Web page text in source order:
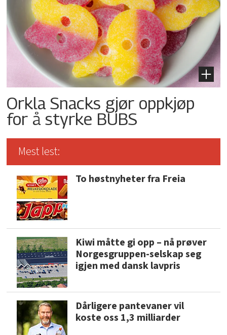
Orkla Snacks gjør oppkjøp
for å styrke BUBS
Mest lest:
To høstnyheter fra Freia
Kiwi måtte gi opp – nå prøver
Norgesgruppen-selskap seg
igjen med dansk lavpris
Dårligere pantevaner vil
koste oss 1,3 milliarder